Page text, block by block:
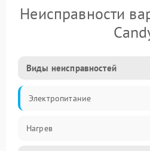
Неисправности
Виды неисправностей
Электропитание
Нагрев